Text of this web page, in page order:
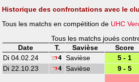
Historique des confrontations avec le
Tous les matchs en compétition de UHC
Tous les matchs joués
Date
T. Savièse Score
Di 04.02.24
Savièse 5 - 1
Di 22.10.23
Savièse 9 - 5